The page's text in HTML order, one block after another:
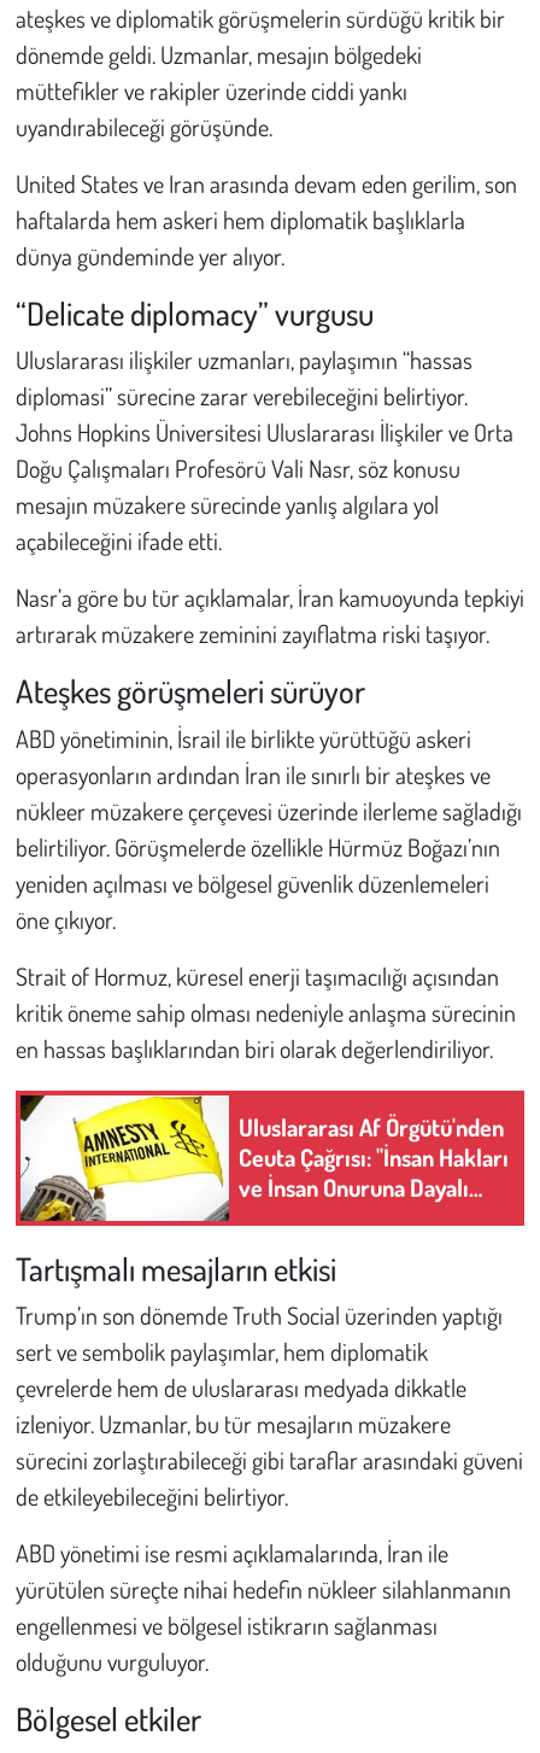
ateşkes ve diplomatik görüşmelerin sürdüğü kritik bir
dönemde geldi. Uzmanlar, mesajın bölgedeki
müttefikler ve rakipler üzerinde ciddi yankı
uyandırabileceği görüşünde.
United States ve Iran arasında devam eden gerilim, son
haftalarda hem askeri hem diplomatik başlıklarla
dünya gündeminde yer alıyor.
“Delicate diplomacy” vurgusu
Uluslararası ilişkiler uzmanları, paylaşımın “hassas
diplomasi” sürecine zarar verebileceğini belirtiyor.
Johns Hopkins Üniversitesi Uluslararası İlişkiler ve Orta
Doğu Çalışmaları Profesörü Vali Nasr, söz konusu
mesajın müzakere sürecinde yanlış algılara yol
açabileceğini ifade etti.
Nasr’a göre bu tür açıklamalar, İran kamuoyunda tepkiyi
artırarak müzakere zeminini zayıflatma riski taşıyor.
Ateşkes görüşmeleri sürüyor
ABD yönetiminin, İsrail ile birlikte yürüttüğü askeri
operasyonların ardından İran ile sınırlı bir ateşkes ve
nükleer müzakere çerçevesi üzerinde ilerleme sağladığı
belirtiliyor. Görüşmelerde özellikle Hürmüz Boğazı’nın
yeniden açılması ve bölgesel güvenlik düzenlemeleri
öne çıkıyor.
Strait of Hormuz, küresel enerji taşımacılığı açısından
kritik öneme sahip olması nedeniyle anlaşma sürecinin
en hassas başlıklarından biri olarak değerlendiriliyor.
Uluslararası Af Örgütü'nden
Ceuta Çağrısı: "İnsan Hakları
ve İnsan Onuruna Dayalı
Yaklaşım Benimsenmeli"
Tartışmalı mesajların etkisi
Trump’ın son dönemde Truth Social üzerinden yaptığı
sert ve sembolik paylaşımlar, hem diplomatik
çevrelerde hem de uluslararası medyada dikkatle
izleniyor. Uzmanlar, bu tür mesajların müzakere
sürecini zorlaştırabileceği gibi taraflar arasındaki güveni
de etkileyebileceğini belirtiyor.
ABD yönetimi ise resmi açıklamalarında, İran ile
yürütülen süreçte nihai hedefin nükleer silahlanmanın
engellenmesi ve bölgesel istikrarın sağlanması
olduğunu vurguluyor.
Bölgesel etkiler
Tarım
Son Dakika
Kent
Eğlence